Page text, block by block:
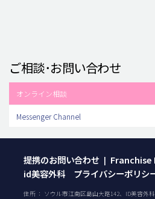
ご相談･お問い合わせ
オンライン相談
Messenger Channel
提携のお問い合わせ |
id美容外科 プライバシーポリシ
住所 ： ソウル市江南区島山大路142、ID美容外